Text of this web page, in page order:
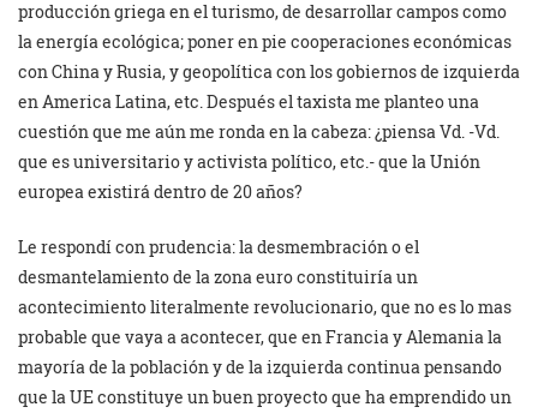
producción griega en el turismo, de desarrollar campos como
la energía ecológica; poner en pie cooperaciones económicas
con China y Rusia, y geopolítica con los gobiernos de izquierda
en America Latina, etc. Después el taxista me planteo una
cuestión que me aún me ronda en la cabeza: ¿piensa Vd. -Vd.
que es universitario y activista político, etc.- que la Unión
europea existirá dentro de 20 años?
Le respondí con prudencia: la desmembración o el
desmantelamiento de la zona euro constituiría un
acontecimiento literalmente revolucionario, que no es lo mas
probable que vaya a acontecer, que en Francia y Alemania la
mayoría de la población y de la izquierda continua pensando
que la UE constituye un buen proyecto que ha emprendido un